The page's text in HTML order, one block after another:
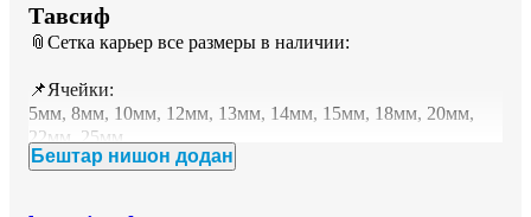
Тавсиф
📎Сетка карьер все размеры в наличии:
📌Ячейки:
5мм, 8мм, 10мм, 12мм, 13мм, 14мм, 15мм, 18мм, 20мм,
22мм, 25мм.
Бештар нишон додан